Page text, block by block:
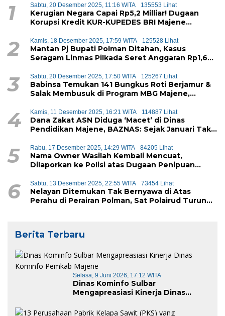
1 Sabtu, 20 Desember 2025, 11:16 WITA 135553 Lihat
Kerugian Negara Capai Rp5,2 Milliar! Dugaan
Korupsi Kredit KUR-KUPEDES BRI Majene
2 Kamis, 18 Desember 2025, 17:59 WITA 125528 Lihat
Mantan Pj Bupati Polman Ditahan, Kasus
Seragam Linmas Pilkada Seret Anggaran Rp1,6
3 Sabtu, 20 Desember 2025, 17:50 WITA 125267 Lihat
Babinsa Temukan 141 Bungkus Roti Berjamur &
Salak Membusuk di Program MBG Majene,
4 Kamis, 11 Desember 2025, 16:21 WITA 114887 Lihat
Dana Zakat ASN Diduga ‘Macet’ di Dinas
Pendidikan Majene, BAZNAS: Sejak Januari Tak
5 Rabu, 17 Desember 2025, 14:29 WITA 84205 Lihat
Nama Owner Wasilah Kembali Mencuat,
Dilaporkan ke Polisi atas Dugaan Penipuan
6 Sabtu, 13 Desember 2025, 22:55 WITA 73454 Lihat
Nelayan Ditemukan Tak Bernyawa di Atas
Perahu di Perairan Polman, Sat Polairud Turun
Berita Terbaru
Selasa, 9 Juni 2026, 17:12 WITA
Dinas Kominfo Sulbar
Mengapreasiasi Kinerja Dinas